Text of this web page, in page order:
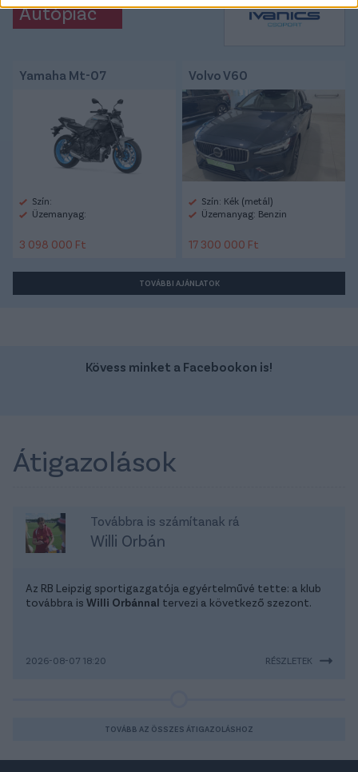
Autópiac
Yamaha Mt-07
Szín:
Üzemanyag:
3 098 000 Ft
Volvo V60
Szín: Kék (metál)
Üzemanyag: Benzin
17 300 000 Ft
TOVÁBBI AJÁNLATOK
Kövess minket a Facebookon is!
Átigazolások
Továbbra is számítanak rá
Willi Orbán
Az RB Leipzig sportigazgatója egyértelművé tette: a klub
továbbra is Willi Orbánnal tervezi a következő szezont.
2026-08-07 18:20 RÉSZLETEK
TOVÁBB AZ ÖSSZES ÁTIGAZOLÁSHOZ